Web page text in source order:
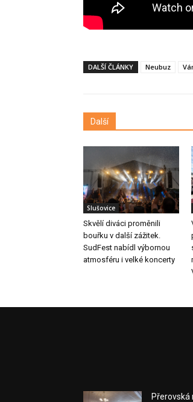
DALŠÍ ČLÁNKY Neubuz
Další
Slušovice
Skvělí diváci proměnili
bouřku v další zážitek.
SudFest nabídl výbornou
atmosféru i velké koncerty
Přerovská